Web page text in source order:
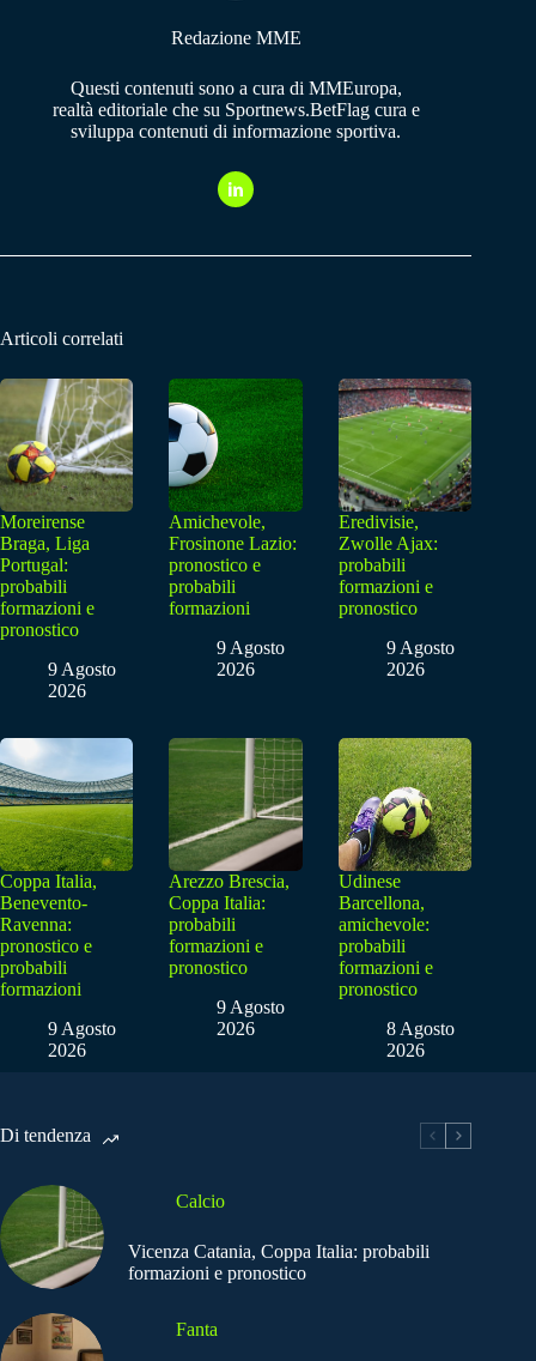
Redazione MME
Questi contenuti sono a cura di MMEuropa,
realtà editoriale che su Sportnews.BetFlag cura e
sviluppa contenuti di informazione sportiva.
Articoli correlati
Moreirense
Braga, Liga
Portugal:
probabili
formazioni e
pronostico
9 Agosto
2026
Amichevole,
Frosinone Lazio:
pronostico e
probabili
formazioni
9 Agosto
2026
Eredivisie,
Zwolle Ajax:
probabili
formazioni e
pronostico
9 Agosto
2026
Coppa Italia,
Benevento-
Ravenna:
pronostico e
probabili
formazioni
9 Agosto
2026
Arezzo Brescia,
Coppa Italia:
probabili
formazioni e
pronostico
9 Agosto
2026
Udinese
Barcellona,
amichevole:
probabili
formazioni e
pronostico
8 Agosto
2026
Di tendenza
Calcio
Vicenza Catania, Coppa Italia: probabili
formazioni e pronostico
Fanta